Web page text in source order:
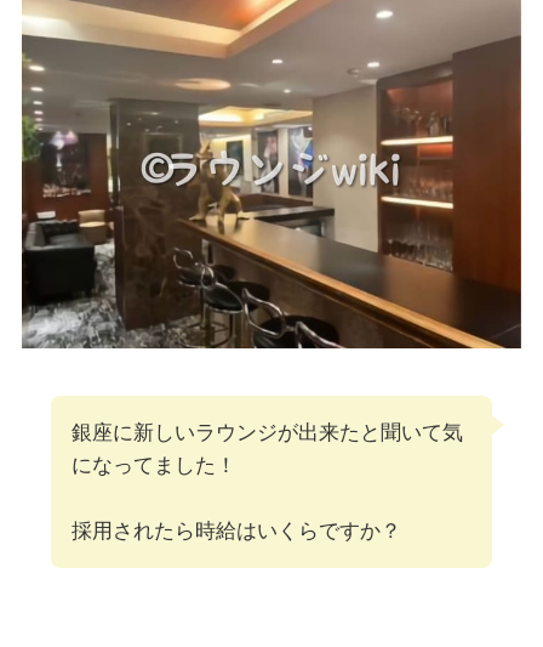
銀座に新しいラウンジが出来たと聞いて気
になってました！
採用されたら時給はいくらですか？